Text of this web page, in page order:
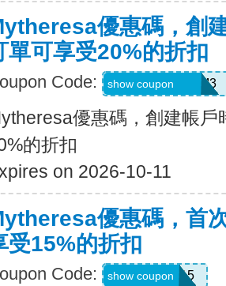
優惠碼，創
單可享受20%的折扣
Code: REFU4YP-NMM3
show coupon
優惠碼，創建帳
的折扣
on 2026-10-11
優惠碼，首
受15%的折扣
Code: APP15
show coupon